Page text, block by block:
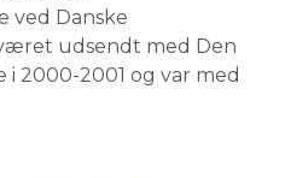
ved Danske
udsendt med Den
2000-2001 og var med